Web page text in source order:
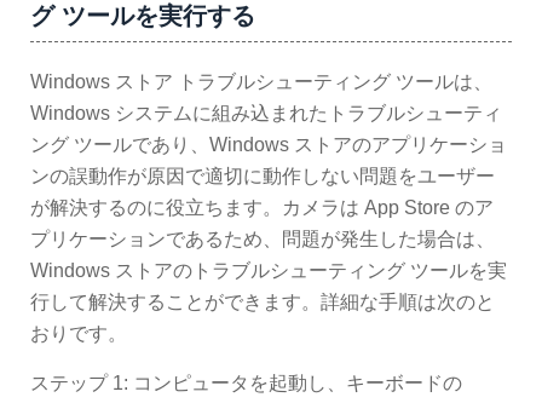
グ ツールを実行する
Windows ストア トラブルシューティング ツールは、
Windows システムに組み込まれたトラブルシューティ
ング ツールであり、Windows ストアのアプリケーショ
ンの誤動作が原因で適切に動作しない問題をユーザー
が解決するのに役立ちます。カメラは App Store のア
プリケーションであるため、問題が発生した場合は、
Windows ストアのトラブルシューティング ツールを実
行して解決することができます。詳細な手順は次のと
おりです。
ステップ 1: コンピュータを起動し、キーボードの